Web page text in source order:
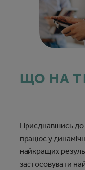
ЩО НА
Приєднавшись до
працює у
найкращих
застосовувати